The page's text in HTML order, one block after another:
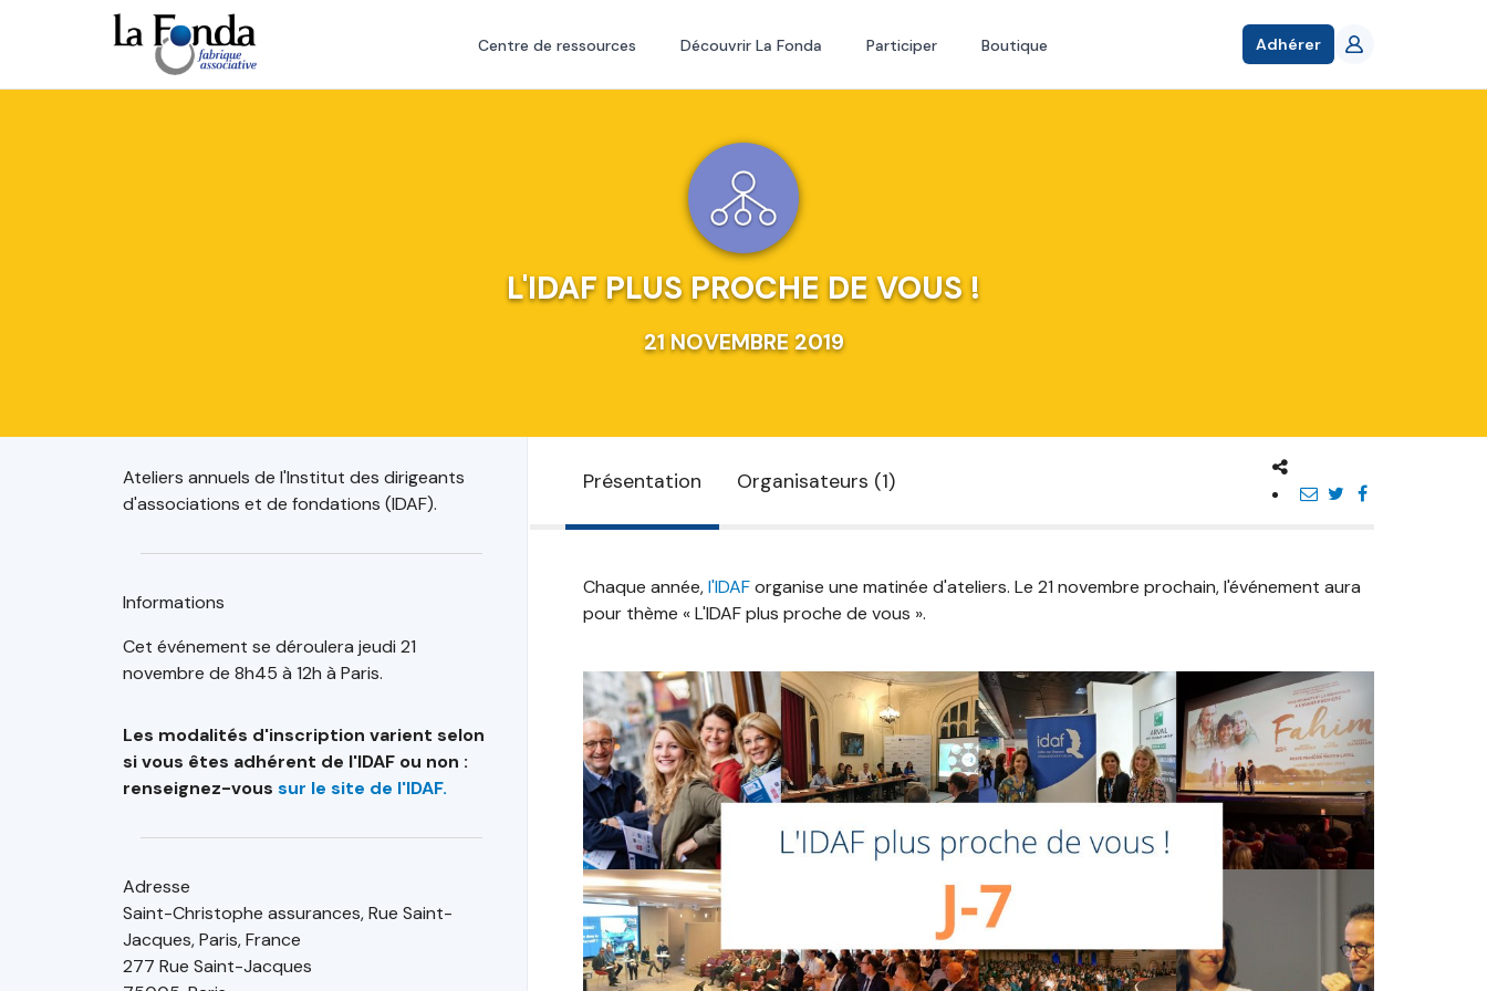
principal
Centre de ressources Découvrir La Fonda Participer Boutique Adhérer
L'IDAF PLUS PROCHE DE VOUS !
21 NOVEMBRE 2019
Ateliers annuels de l'Institut des dirigeants
d'associations et de fondations (IDAF).
Informations
Cet événement se déroulera jeudi 21
novembre de 8h45 à 12h à Paris.
Les modalités d'inscription varient selon
si vous êtes adhérent de l'IDAF ou non :
renseignez-vous sur le site de l'IDAF.
Adresse
Saint-Christophe assurances, Rue Saint-
Jacques, Paris, France
277 Rue Saint-Jacques
Présentation Organisateurs (1)
Chaque année,l'IDAForganise une matinée d'ateliers. Le 21 novembre prochain, l'événement aura
pour thème « L'IDAF plus proche de vous ».